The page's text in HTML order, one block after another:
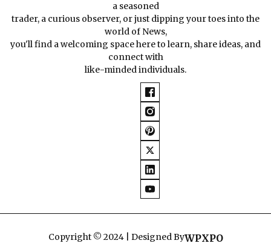
a seasoned
trader, a curious observer, or just dipping your toes into the
world of News,
you'll find a welcoming space here to learn, share ideas, and
connect with
like-minded individuals.
Copyright © 2024 | Designed ByWPXPO